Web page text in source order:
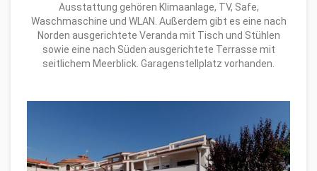
Ausstattung gehören Klimaanlage, TV, Safe,
Waschmaschine und WLAN. Außerdem gibt es eine nach
Norden ausgerichtete Veranda mit Tisch und Stühlen
sowie eine nach Süden ausgerichtete Terrasse mit
seitlichem Meerblick. Garagenstellplatz vorhanden.